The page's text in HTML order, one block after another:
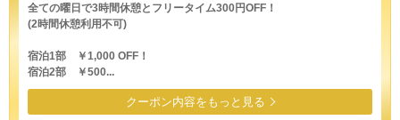
全ての曜日で3時間休憩とフリータイム300円OFF！
(2時間休憩利用不可)
宿泊1部 ￥1,000 OFF！
宿泊2部 ￥500...
クーポン内容をもっと見る